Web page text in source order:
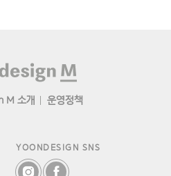
M 소개 운영정책
YOONDESIGN SNS